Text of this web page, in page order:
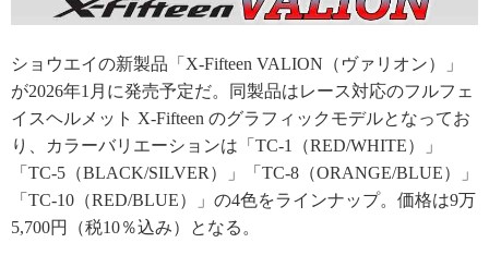
ショウエイの新製品「X-Fifteen VALION（ヴァリオン）」
が2026年1月に発売予定だ。同製品はレース対応のフルフェ
イスヘルメット X-Fifteen のグラフィックモデルとなってお
り、カラーバリエーションは「TC-1（RED/WHITE）」
「TC-5（BLACK/SILVER）」「TC-8（ORANGE/BLUE）」
「TC-10（RED/BLUE）」の4色をラインナップ。価格は9万
5,700円（税10％込み）となる。